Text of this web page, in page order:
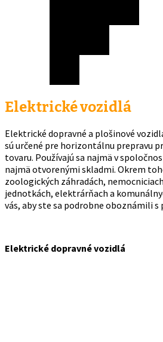
Elektrické vozidlá
Elektrické dopravné a plošinové
sú určené pre horizontálnu prepravu
tovaru. Používajú sa najmä v
najmä otvorenými skladmi. Okrem
zoologických záhradách,
jednotkách, elektrárňach a
vás, aby ste sa podrobne oboznámili s
Elektrické dopravné vozidlá